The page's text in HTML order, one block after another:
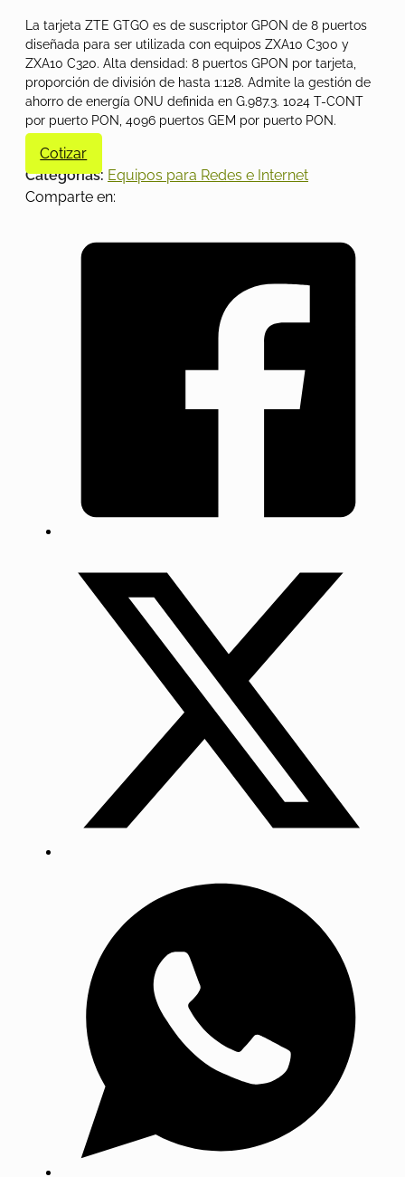
La tarjeta ZTE GTGO es de suscriptor GPON de 8 puertos
diseñada para ser utilizada con equipos ZXA10 C300 y
ZXA10 C320. Alta densidad: 8 puertos GPON por tarjeta,
proporción de división de hasta 1:128. Admite la gestión de
ahorro de energía ONU definida en G.987.3. 1024 T-CONT
por puerto PON, 4096 puertos GEM por puerto PON.
Cotizar
Categorías: Equipos para Redes e Internet
Comparte en: